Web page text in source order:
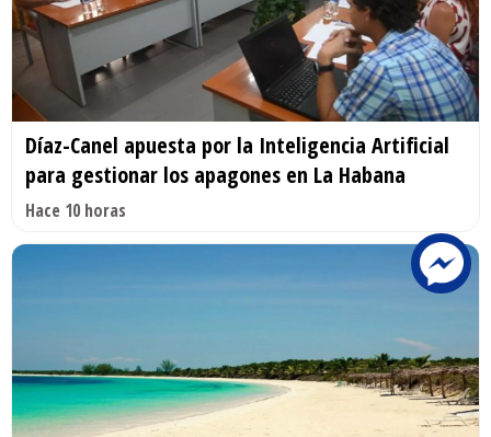
Díaz-Canel apuesta por la Inteligencia Artificial
para gestionar los apagones en La Habana
Hace 10 horas